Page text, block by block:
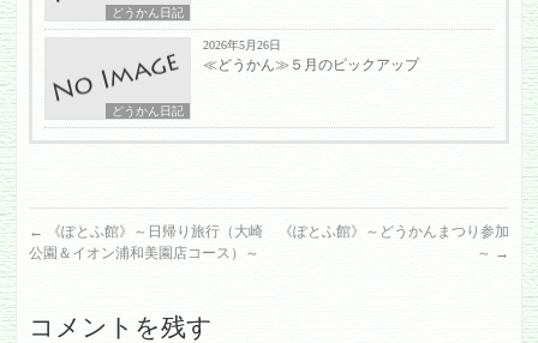
どうかん日記
どうかん日記
2026年5月26日
≪どうかん≫５月のピックアップ
←
《ぽとふ館》～日帰り旅行（大崎
公園＆イオン浦和美園店コース）～
《ぽとふ館》～どうかんまつり参加
～ →
コメントを残す